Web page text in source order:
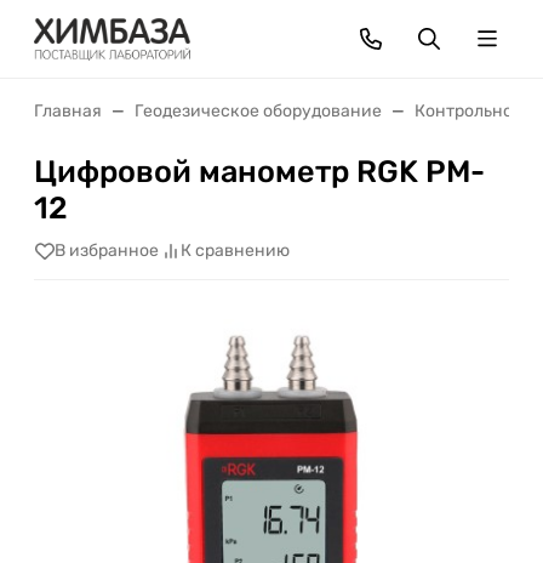
Главная Геодезическое оборудование Контрольно-
Цифровой манометр RGK PM-
12
В избранное К сравнению